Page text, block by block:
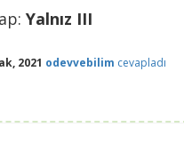
Yalnız III
2021 odevvebilim cevapladı